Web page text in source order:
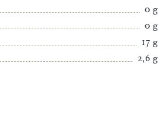
0 g
0 g
17 g
2,6 g